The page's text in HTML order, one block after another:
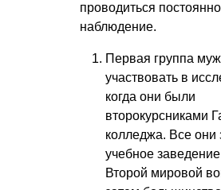
проводиться
наблюдение.
Первая группа
участвовать в
когда они были
второкурсниками
колледжа. Все они
учебное
Второй мировой